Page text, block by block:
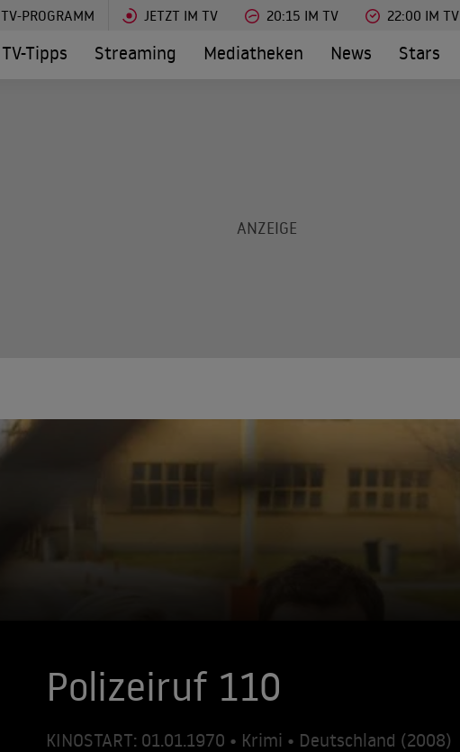
TV-PROGRAMM JETZT IM TV 20:15 IM TV 22:00 IM TV
TV-Tipps Streaming Mediatheken News Stars
Polizeiruf 110
KINOSTART: 01.01.1970 • Krimi • Deutschland (2008)